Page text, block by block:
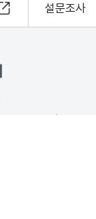
설문조사